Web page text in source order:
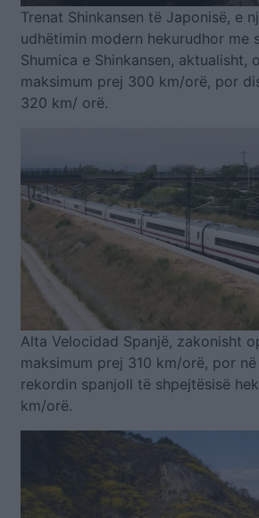
Trenat Shinkansen të Japonisë, e
udhëtimin modern hekurudhor me
Shumica e Shinkansen, aktualisht,
maksimum prej 300 km/orë, por
320 km/ orë.
Alta Velocidad Spanjë, zakonisht
maksimum prej 310 km/orë, por
rekordin spanjoll të shpejtësisë
km/orë.